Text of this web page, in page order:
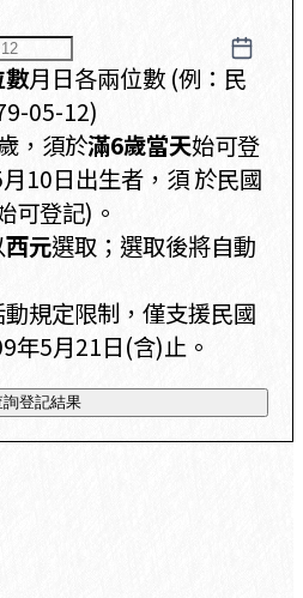
數月日各兩位數 (例：民
05-12)
，須於滿6歲當天始可登
10日出生者，須 於民國
可登記)。
西元選取；選取後將自動
規定限制，僅支援民國
年5月21日(含)止。
詢登記結果